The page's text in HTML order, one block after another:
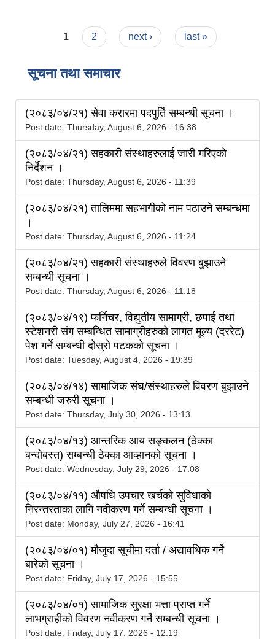
Pages
1 2 next › last »
सूचना तथा समाचार
(२०८३/०४/२१) सेवा करारमा पदपुर्ति सम्बन्धी सूचना ।
Post date: Thursday, August 6, 2026 - 16:38
(२०८३/०४/२१) सहकारी संस्थाहरुलाई जारी गरिएको
निर्देशन ।
Post date: Thursday, August 6, 2026 - 11:39
(२०८३/०४/२१) तालिममा सहभागीको नाम पठाउने सम्बन्धमा
।
Post date: Thursday, August 6, 2026 - 11:24
(२०८३/०४/२१) सहकारी संस्थाहरुले विवरण बुझाउने
सम्बन्धी सूचना ।
Post date: Thursday, August 6, 2026 - 11:18
(२०८३/०४/१९) फर्निचर, विद्युतीय सामाग्री, छपाई तथा
स्टेशनरी संग सम्बन्धित सामाग्रीहरुको लागत मूल्य (दररेट)
पेश गर्ने सम्बन्धी दोस्रो पटकको सूचना ।
Post date: Tuesday, August 4, 2026 - 19:39
(२०८३/०४/१४) सामाजिक संघ/संस्थाहरुले विवरण बुझाउने
सम्बन्धी जरुरी सूचना ।
Post date: Thursday, July 30, 2026 - 13:13
(२०८३/०४/१३) आन्तरिक आय सङ्कलन (ठेक्का
बन्दोबस्त) सम्बन्धी ठेक्का आव्हानको सूचना ।
Post date: Wednesday, July 29, 2026 - 17:08
(२०८३/०४/११) औषधि उपचार खर्चको सुविधाको
निरन्तरताका लागि नवीकरण गर्ने सम्बन्धी सूचना ।
Post date: Monday, July 27, 2026 - 16:41
(२०८३/०४/०१) मौजुदा सूचीमा दर्ता / अद्यावधिक गर्ने
बारेको सूचना ।
Post date: Friday, July 17, 2026 - 15:55
(२०८३/०४/०१) सामाजिक सुरक्षा भत्ता प्राप्त गर्ने
लाभग्राहीको विवरण नवीकरण गर्ने सम्बन्धी सूचना ।
Post date: Friday, July 17, 2026 - 12:19